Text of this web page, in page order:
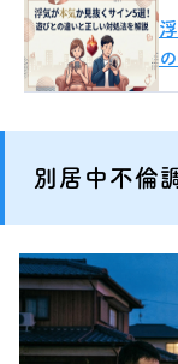
別居中不倫